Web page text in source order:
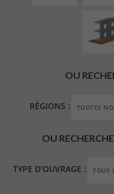
OU
RÉGIONS :
OU
TYPE D'OUVRAGE :